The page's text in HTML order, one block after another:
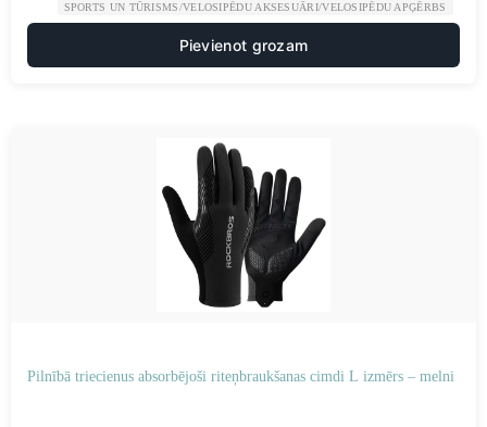
SPORTS UN TŪRISMS/VELOSIPĒDU AKSESUĀRI/VELOSIPĒDU APĢĒRBS
Pievienot grozam
Pilnībā triecienus absorbējoši riteņbraukšanas cimdi L izmērs – melni